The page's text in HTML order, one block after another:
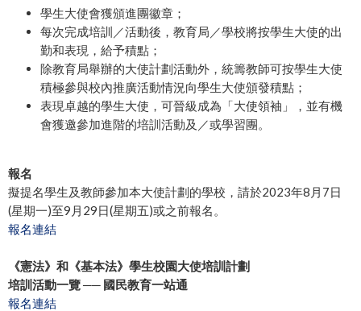
學生大使會獲頒進團徽章；
每次完成培訓／活動後，教育局／學校將按學生大使的出
勤和表現，給予積點；
除教育局舉辦的大使計劃活動外，統籌教師可按學生大使
積極參與校內推廣活動情況向學生大使頒發積點；
表現卓越的學生大使，可晉級成為「大使領袖」，並有機
會獲邀參加進階的培訓活動及／或學習團。
報名
擬提名學生及教師參加本大使計劃的學校，請於2023年8月7日
(星期一)至9月29日(星期五)或之前報名。
報名連結
《憲法》和《基本法》學生校園大使培訓計劃
培訓活動一覽 ── 國民教育一站通
報名連結